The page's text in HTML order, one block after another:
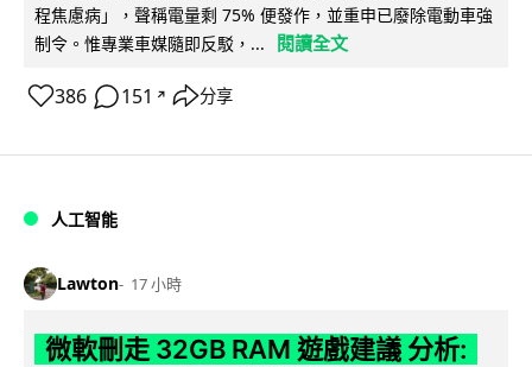
程焦慮病」，聲稱電量剩 75% 便發作，並重申已廢除電動車強
制令。惟專業車媒隨即反駁，...
閱讀全文
386 151 ↗ 分享
人工智能
Lawton 17 小時
微軟刪走 32GB RAM 遊戲建議 分析: